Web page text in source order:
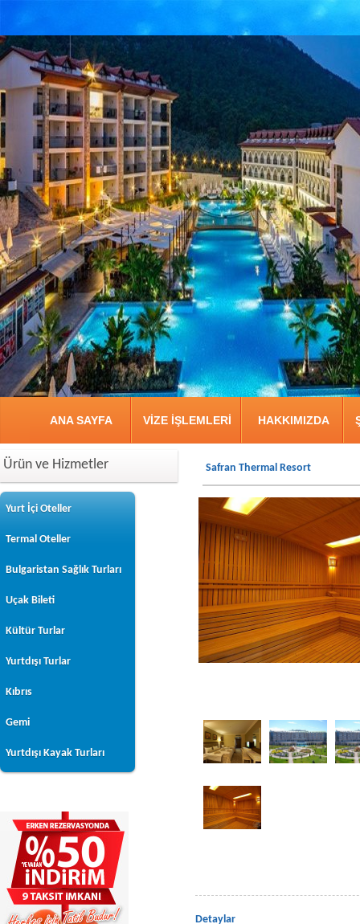
ANA SAYFA VİZE İŞLEMLERİ HAKKIMIZDA
Ürün ve Hizmetler
Yurt İçi Oteller
Termal Oteller
Bulgaristan Sağlık Turları
Uçak Bileti
Kültür Turlar
Yurtdışı Turlar
Kıbrıs
Gemi
Yurtdışı Kayak Turları
Safran Thermal Resort
Detaylar